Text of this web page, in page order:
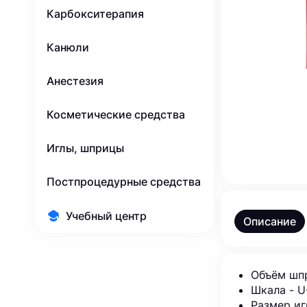
Карбокситерапия
Канюли
Анестезия
Косметические средства
Иглы, шприцы
Постпроцедурные средства
Учебный центр Описание
Объём
Шкала -